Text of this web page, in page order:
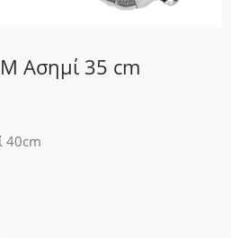
Ασημί 35 cm
40cm